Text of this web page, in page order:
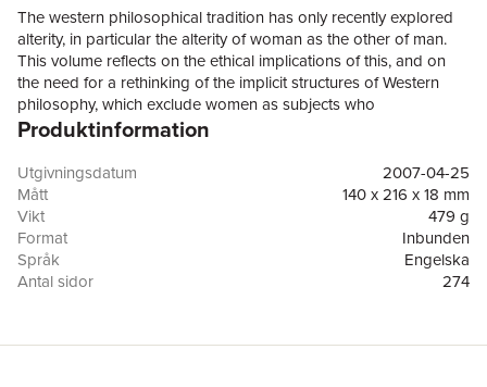
The western philosophical tradition has only recently explored
alterity, in particular the alterity of woman as the other of man.
This volume reflects on the ethical implications of this, and on
the need for a rethinking of the implicit structures of Western
philosophy, which exclude women as subjects who
conceptualize the world and society.
Produktinformation
Utgivningsdatum
2007-04-25
Mått
140 x 216 x 18 mm
Vikt
479 g
Format
Inbunden
Språk
Engelska
Antal sidor
274